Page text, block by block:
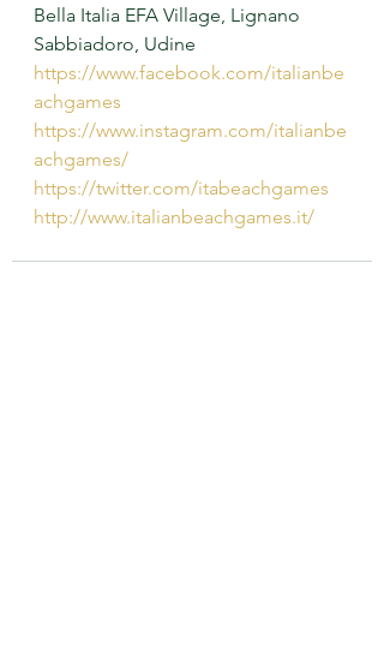
Bella Italia EFA Village, Lignano
Sabbiadoro, Udine
https://www.facebook.com/italianbe
achgames
https://www.instagram.com/italianbe
achgames/
https://twitter.com/itabeachgames
http://www.italianbeachgames.it/